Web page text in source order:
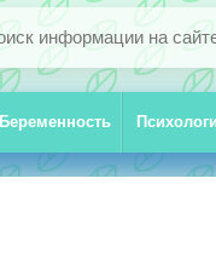
Беременность